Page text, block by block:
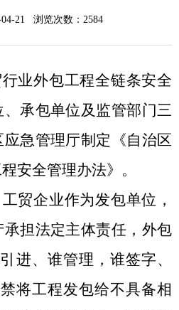
21 浏览次数： 2584
业外包工程全链条安全
承包单位及监管部门三
急管理厅制定《自治区
安全管理办法》 。
贸企业作为发包单位，
担法定主体责任， 外包
进、谁管理，谁签字、
将工程发包给不具备相